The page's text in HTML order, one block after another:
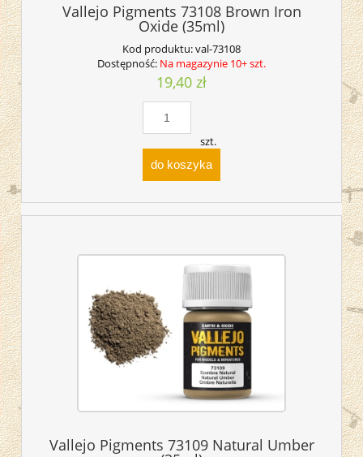
Vallejo Pigments 73108 Brown Iron
Oxide (35ml)
Kod produktu:val-73108
Dostępność: Na magazynie 10+ szt.
19,40 zł
szt.
do koszyka
Vallejo Pigments 73109 Natural Umber